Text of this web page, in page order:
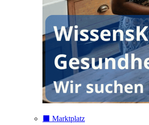
⬛️ Marktplatz